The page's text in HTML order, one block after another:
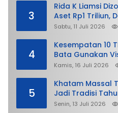
3
Rida K Liamsi
Aset Rp1 Triliun,
Membela
Sabtu, 11 Juli 2026
4
Kesempatan 10
Bata Gunakan
Lunak Ditjen
Kamis, 16 Juli 2026
5
Khatam Massal
Jadi Tradisi
Qurani
Senin, 13 Juli 2026